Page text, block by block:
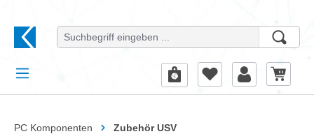
PC Komponenten Zubehör USV